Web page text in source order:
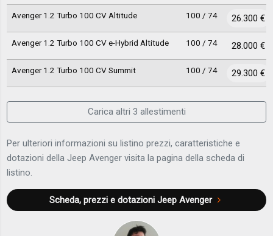
Avenger 1.2 Turbo 100 CV Altitude 100 / 74 26.300 €
Avenger 1.2 Turbo 100 CV e-Hybrid Altitude 100 / 74 28.000 €
Avenger 1.2 Turbo 100 CV Summit 100 / 74 29.300 €
Carica altri 3 allestimenti
Per ulteriori informazioni su listino prezzi, caratteristiche e
dotazioni della Jeep Avenger visita la pagina della scheda di
listino.
Scheda, prezzi e dotazioniJeep Avenger